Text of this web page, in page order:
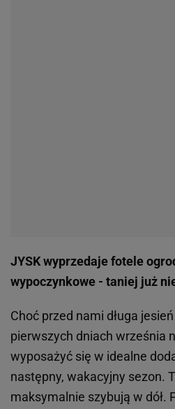
JYSK wyprzedaje fotele
wypoczynkowe - taniej już
Choć przed nami długa
pierwszych dniach września
wyposażyć się w idealne
następny, wakacyjny sezon.
maksymalnie szybują w dół.